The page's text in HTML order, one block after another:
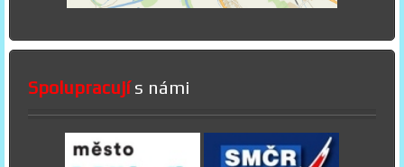
Spolupracujís námi